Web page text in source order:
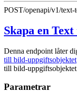
POST/openapi/v1/text-
Skapa en
Denna endpoint låter
till bild-uppgiftsobjektet
till bild-
Parametrar